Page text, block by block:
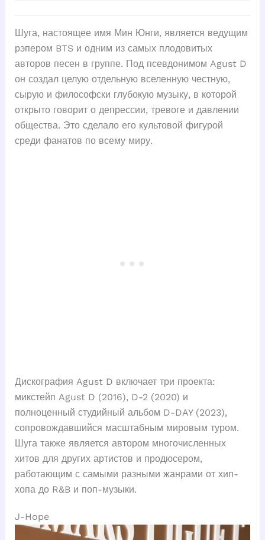
Шуга, настоящее имя Мин Юнги, является ведущим
рэпером BTS и одним из самых плодовитых
авторов песен в группе. Под псевдонимом Agust D
он создал целую отдельную вселенную честную,
сырую и философски глубокую музыку, в которой
открыто говорит о депрессии, тревоге и давлении
общества. Это сделало его культовой фигурой
среди фанатов по всему миру.
Дискография Agust D включает три проекта:
микстейп Agust D (2016), D-2 (2020) и
полноценный студийный альбом D-DAY (2023),
сопровождавшийся масштабным мировым туром.
Шуга также является автором многочисленных
хитов для других артистов и продюсером,
работающим с самыми разными жанрами от хип-
хопа до R&B и поп-музыки.
J-Hope